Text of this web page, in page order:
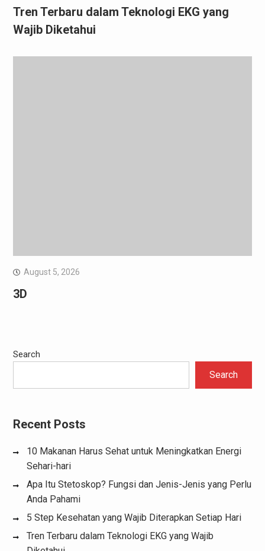
Tren Terbaru dalam Teknologi EKG yang
Wajib Diketahui
August 5, 2026
3D
Search
Search
Recent Posts
10 Makanan Harus Sehat untuk Meningkatkan Energi
Sehari-hari
Apa Itu Stetoskop? Fungsi dan Jenis-Jenis yang Perlu
Anda Pahami
5 Step Kesehatan yang Wajib Diterapkan Setiap Hari
Tren Terbaru dalam Teknologi EKG yang Wajib